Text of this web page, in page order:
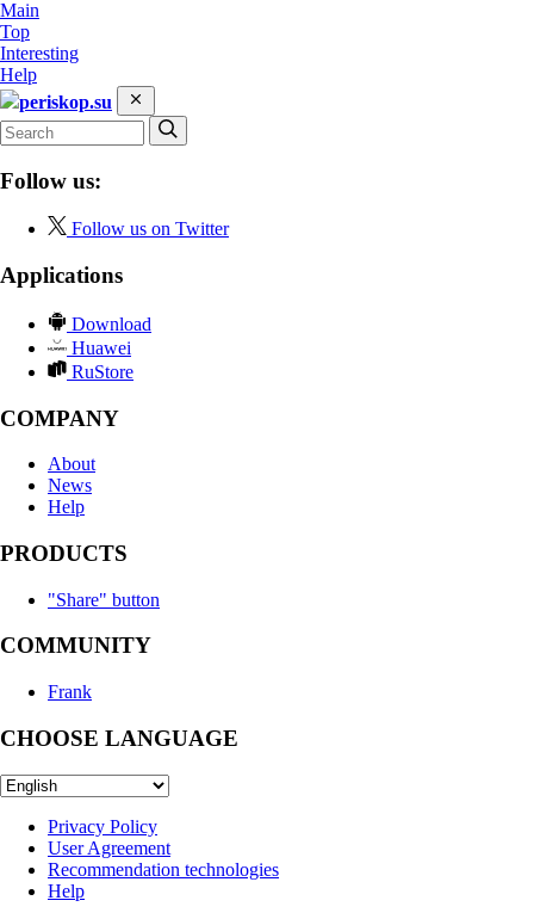
Main
Top
Interesting
Help
periskop.su
Follow us:
Follow us on Twitter
Applications
Download
Huawei
RuStore
COMPANY
About
News
Help
PRODUCTS
"Share" button
COMMUNITY
Frank
CHOOSE LANGUAGE
Privacy Policy
User Agreement
Recommendation technologies
Help